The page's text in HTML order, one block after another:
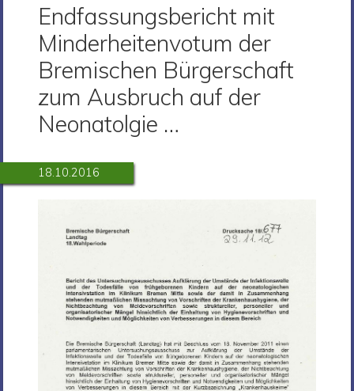
Endfassungsbericht mit
Minderheitenvotum der
Bremischen Bürgerschaft
zum Ausbruch auf der
Neonatolgie …
18.10.2016